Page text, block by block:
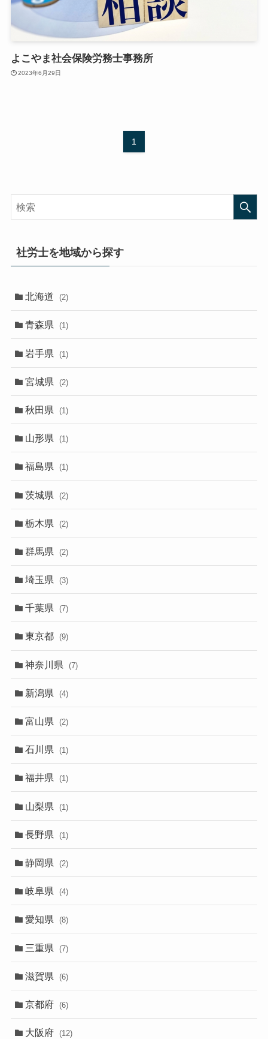
よこやま社会保険労務士事務所
2023年6月29日
1
社労士を地域から探す
北海道 (2)
青森県 (1)
岩手県 (1)
宮城県 (2)
秋田県 (1)
山形県 (1)
福島県 (1)
茨城県 (2)
栃木県 (2)
群馬県 (2)
埼玉県 (3)
千葉県 (7)
東京都 (9)
神奈川県 (7)
新潟県 (4)
富山県 (2)
石川県 (1)
福井県 (1)
山梨県 (1)
長野県 (1)
静岡県 (2)
岐阜県 (4)
愛知県 (8)
三重県 (7)
滋賀県 (6)
京都府 (6)
大阪府 (12)